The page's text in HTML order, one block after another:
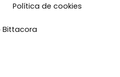
Política de cookies
Bittacora